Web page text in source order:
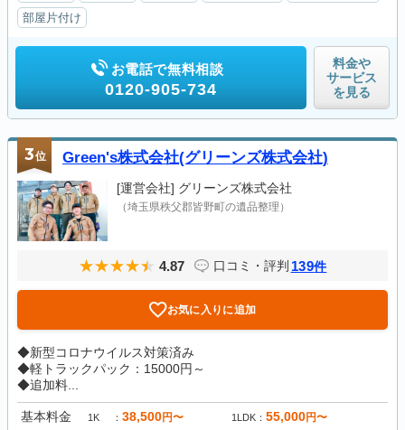
部屋片付け
お電話で無料相談
0120-905-734
料金や
サービス
を見る
3位 Green's株式会社(グリーンズ株式会社)
[運営会社] グリーンズ株式会社
（埼玉県秩父郡皆野町の遺品整理）
4.87 口コミ・評判 139件
お気に入りに追加
◆新型コロナウイルス対策済み
◆軽トラックパック：15000円～
◆追加料...
基本料金 1K 38,500円〜 1LDK 55,000円〜